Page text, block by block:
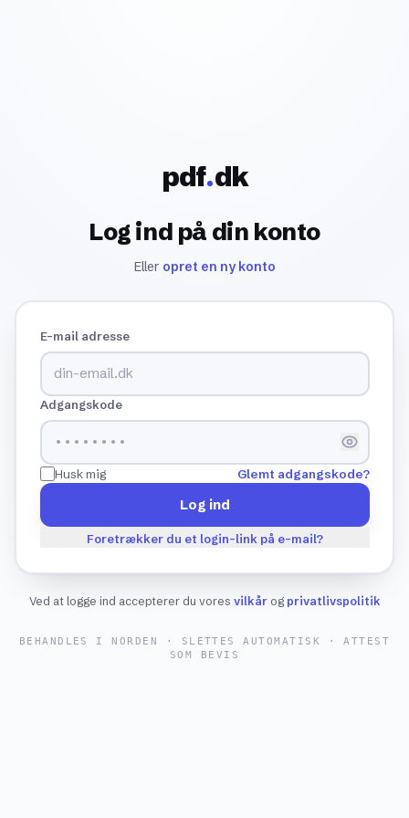
pdf dk
Log ind på din konto
Eller opret en ny konto
E-mail adresse
Adgangskode
Husk mig Glemt adgangskode?
Log ind
Foretrækker du et login-link på e-mail?
Ved at logge ind accepterer du vores vilkårog privatlivspolitik
BEHANDLES I NORDEN · SLETTES AUTOMATISK · ATTEST
SOM BEVIS